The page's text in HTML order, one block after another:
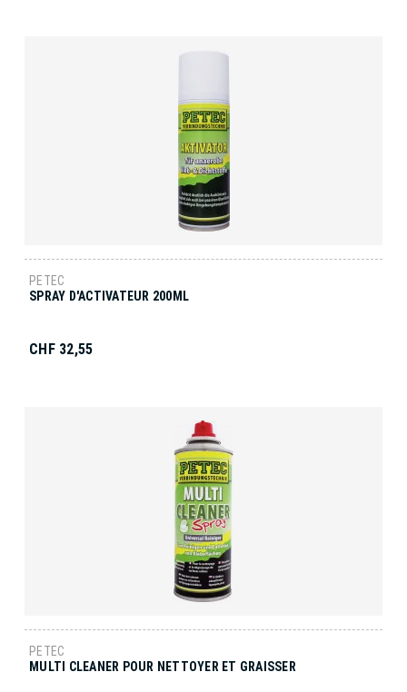
PETEC
SPRAY D'ACTIVATEUR 200ML
CHF 32,55
PETEC
MULTI CLEANER POUR NETTOYER ET GRAISSER